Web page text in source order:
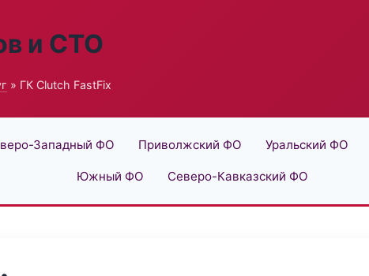
и СТО
» ГК Clutch FastFix
Западный ФО Приволжский ФО Уральский ФО
Южный ФО Северо-Кавказский ФО